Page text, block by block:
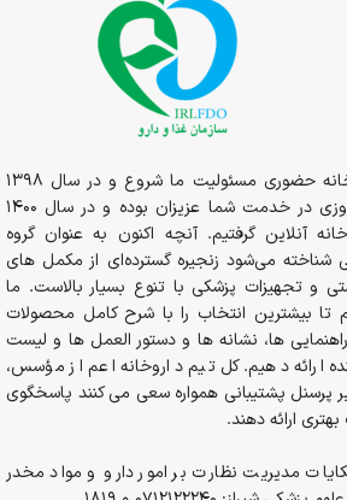
از سال 1394در قالب داروخانه حضوری مسئولیت ما شروع و در سال 1398
داروخانه به صورت شبانه روزی در خدمت شما عزیزان بوده و در سال 1400
آنلاین گرفتیم. آنچه اکنون به عنوان گروه
شناخته می‌شود زنجیره گسترده‌ای از مکمل های
و تجهیزات پزشکی با تنوع بسیار بالاست. ما
تا بیشترین انتخاب را با شرح کامل محصولات
ها، نشانه ها و دستور العمل ها و لیست
ارائه دهیم. کل تیم داروخانه اعم از مؤسس،
پرسنل پشتیبانی همواره سعی می کنند پاسخگوی
ارائه دهند.
مدیریت نظارت بر امور دارو و مواد مخدر